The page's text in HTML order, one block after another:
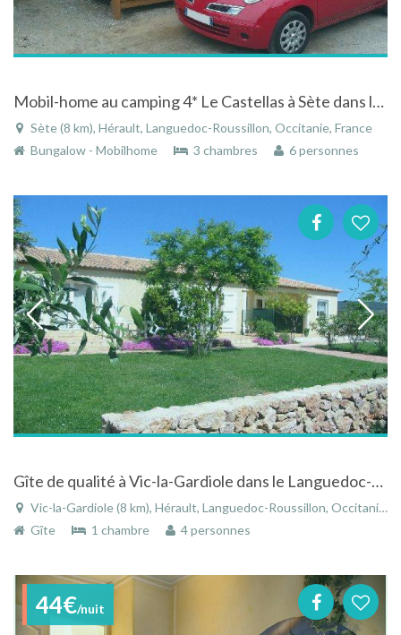
Mobil-home au camping 4* Le Castellas à Sète dans le Languedoc-Roussillon
Sète (8 km), Hérault, Languedoc-Roussillon, Occitanie, France
Bungalow - Mobilhome
3 chambres 6 personnes
Gîte de qualité à Vic-la-Gardiole dans le Languedoc-Roussillon entre mer et campagne
Vic-la-Gardiole (8 km), Hérault, Languedoc-Roussillon, Occitanie, France
Gîte
1 chambre 4 personnes
44€/nuit